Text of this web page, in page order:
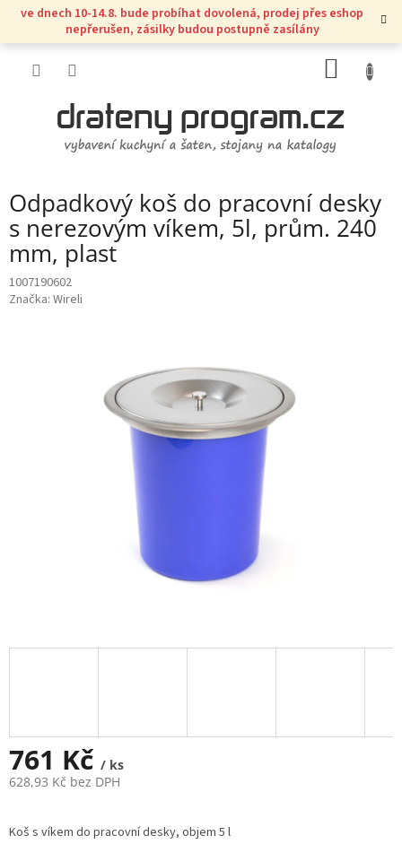
Přejít
obsah
ve dnech 10-14.8. bude probíhat dovolená, prodej přes eshop
nepřerušen, zásilky budou postupně zasílány
KOŠÍK
Odpadkový koš do pracovní desky
s nerezovým víkem, 5l, prům. 240
mm, plast
1007190602
Značka: Wireli
761 Kč / ks
628,93 Kč bez DPH
cena:
Koš s víkem do pracovní desky, objem 5 l